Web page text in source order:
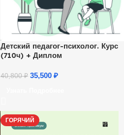
Детский педагог-психолог. Курс
(710ч) + Диплом
40,800₽ 35,500₽
ГОРЯЧИЙ